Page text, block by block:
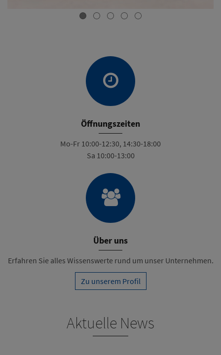
Öffnungszeiten
Mo-Fr 10:00-12:30, 14:30-18:00
Sa 10:00-13:00
Über uns
Erfahren Sie alles Wissenswerte rund um unser Unternehmen.
Zu unserem Profil
Aktuelle News